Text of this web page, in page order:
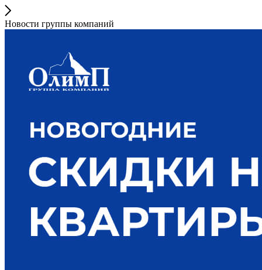
Новости группы компаний